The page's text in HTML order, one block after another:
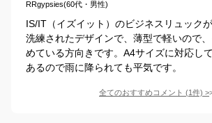
RRgypsies(60代・男性)
IS/IT（イズイット）のビジネスリュックが
洗練されたデザインで、薄型で軽いので
めている方向きです。A4サイズに対応し
あるので雨に降られても平気です。
全てのおすすめコメント (1件) >